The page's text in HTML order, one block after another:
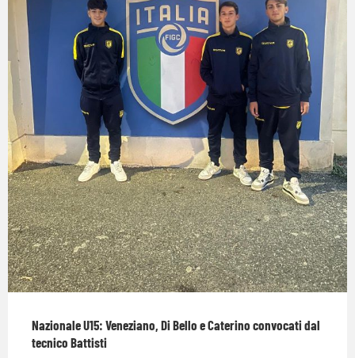
Nazionale U15: Veneziano, Di Bello e Caterino convocati dal
tecnico Battisti